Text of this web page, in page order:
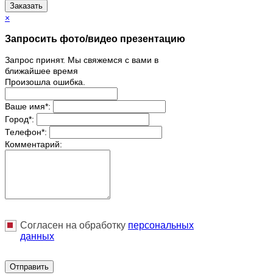
Заказать
×
Запросить фото/видео презентацию
Запрос принят. Мы свяжемся с вами в
ближайшее время
Произошла ошибка.
Ваше имя*:
Город*:
Телефон*:
Комментарий:
Согласен на обработку персональныx
данных
Отправить